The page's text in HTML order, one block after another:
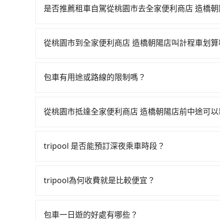
一天最多有72班次高鐵可搭乘。假設從桃園市中
2,200元後，抵達全家便利商店 造橋朝陽店 (宜蘭
鐘在轉乘與等車上，現在還不馬上來預約tripool
是否推薦租車自駕從桃園市去全家便利商店 造橋朝
天就要來回，那在桃園路邊可隨租隨借的iRent應
時40元路邊停車費用預估進去，但額外的汽車保
的車門仍未被修理，每一次租車都好像在開樂透
點仍有段距離，在遇到下雨天或者載行李時，就顯
從桃園市到全家便利商店 造橋朝陽店叫計程車划算
到車，也可考慮打電話至附近的計程車隊，如中
在價格或服務品質上，tripool都是你從桃園市到全
包車有用途或路線的限制嗎？
是清明掃墓、包車旅遊、參加喜宴/喪禮、就醫回
寄出電子收據。
從桃園市抵達全家便利商店 造橋朝陽店前中途可
加點位置，前後額外里程數5公里內加收200元。
tripool 是否能預訂深夜乘車時段？
tripool為何收費就是比較便宜？
為司機素質比較差、車上會有煙味、或者車齡過
包車一日遊的好處有哪些？